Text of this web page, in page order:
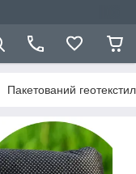
Пакетований